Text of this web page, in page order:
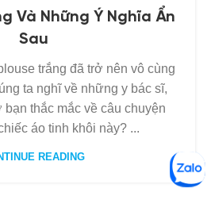
Và Những Ý Nghĩa Ẩn
Sau
trắng đã trở nên vô cùng
ta nghĩ về những y bác sĩ,
thắc mắc về câu chuyện
áo tinh khôi này? ...
READING